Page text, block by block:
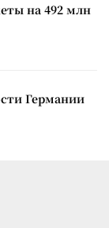
на 492 млн
Германии